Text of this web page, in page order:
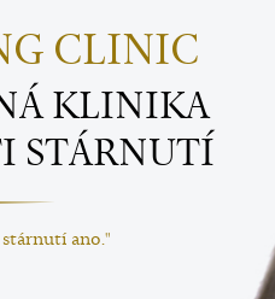
CLINIC
KLINIKA
STÁRNUTÍ
ano."